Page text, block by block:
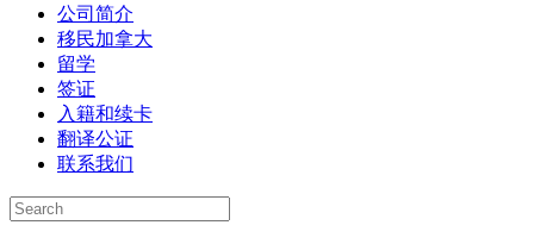
公司简介
移民加拿大
留学
签证
入籍和续卡
翻译公证
联系我们